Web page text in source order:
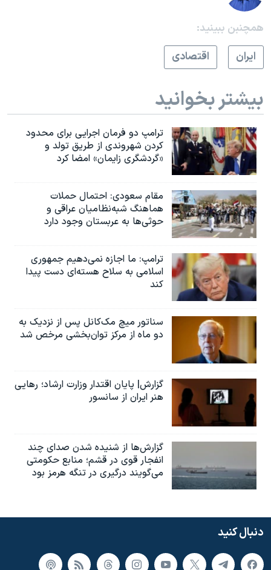
همچنبن ببینید:
ايران
اقتصادی
بیشتر بخوانید
ترامپ دو فرمان اجرایی برای محدود
کردن شهروندی از طریق تولد و
«گردشگری زایمان» امضا کرد
مقام سعودی: احتمال حملات
هماهنگ شبه‌نظامیان عراقی و
حوثی‌ها به عربستان وجود دارد
ترامپ: ما اجازه نمی‌دهیم جمهوری
اسلامی به سلاح هسته‌ای دست پیدا
کند
سناتور میچ مک‌کانل پس از نزدیک به
دو ماه از مرکز توان‌بخشی مرخص شد
گزارش| پایان اقتدار وزارت ارشاد؛ رهایی
هنر ایران از سانسور
گزارش‌ها از شنیده شدن صدای چند
انفجار قوی در قشم؛ منابع حکومتی
می‌گویند درگیری در تنگه هرمز بود
دنبال کنید